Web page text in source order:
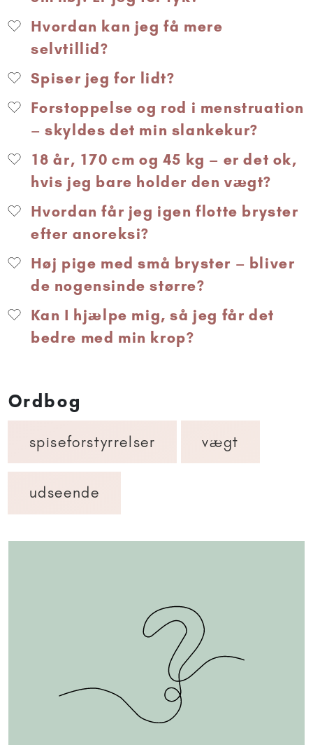
Hvordan kan jeg få mere
selvtillid?
Spiser jeg for lidt?
Forstoppelse og rod i menstruation
– skyldes det min slankekur?
18 år, 170 cm og 45 kg – er det ok,
hvis jeg bare holder den vægt?
Hvordan får jeg igen flotte bryster
efter anoreksi?
Høj pige med små bryster – bliver
de nogensinde større?
Kan I hjælpe mig, så jeg får det
bedre med min krop?
Ordbog
spiseforstyrrelser vægt
udseende